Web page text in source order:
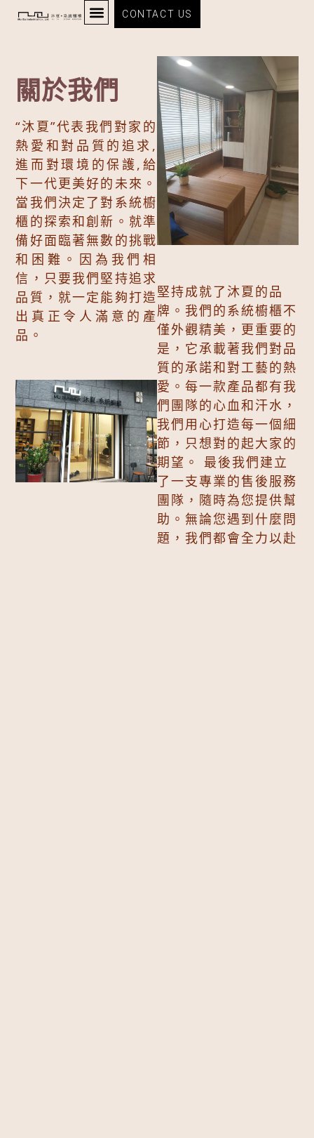
CONTACT US
關於我們
“沐夏”代表我們對家的
熱愛和對品質的追求,
進而對環境的保護,給
下一代更美好的未來。
當我們決定了對系統櫥
櫃的探索和創新。就準
備好面臨著無數的挑戰
和困難。因為我們相
信，只要我們堅持追求
品質，就一定能夠打造
出真正令人滿意的產
品。
堅持成就了沐夏的品
牌。我們的系統櫥櫃不
僅外觀精美，更重要的
是，它承載著我們對品
質的承諾和對工藝的熱
愛。每一款產品都有我
們團隊的心血和汗水，
我們用心打造每一個細
節，只想對的起大家的
期望。 最後我們建立
了一支專業的售後服務
團隊，隨時為您提供幫
助。無論您遇到什麼問
題，我們都會全力以赴